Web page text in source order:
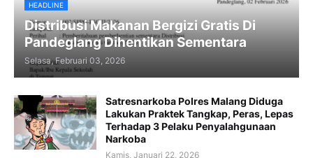
HEADLINE
Distribusi Makanan Bergizi Gratis Di
Pandeglang Dihentikan Sementara
Selasa, Februari 03, 2026
Satresnarkoba Polres Malang Diduga
Lakukan Praktek Tangkap, Peras, Lepas
Terhadap 3 Pelaku Penyalahgunaan
Narkoba
Kamis, Januari 22, 2026